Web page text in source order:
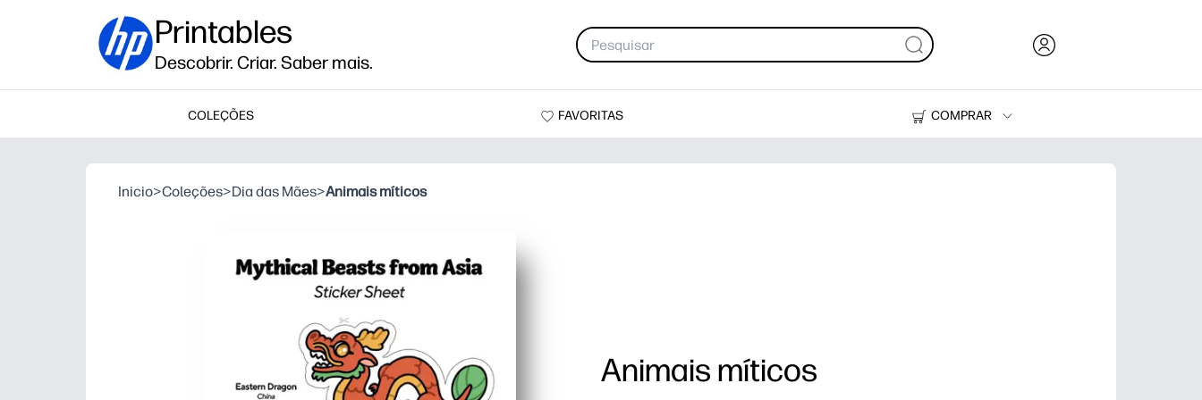
Printables
Descobrir. Criar. Saber mais.
COLEÇÕES FAVORITAS
COMPRAR
Suprimentos
Inicio>Coleções>Dia das Mães>Animais míticos
Animais míticos